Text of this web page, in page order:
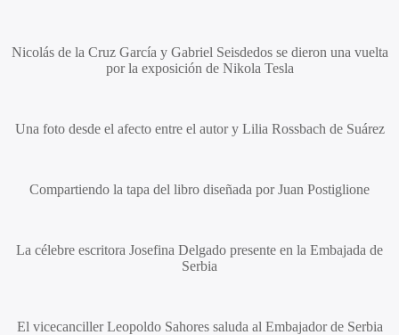
Nicolás de la Cruz García y Gabriel Seisdedosse dieron una vuelta
por la exposición de Nikola Tesla
Una foto desde el afecto entre el autor y Lilia Rossbach de Suárez
Compartiendo la tapa del libro diseñada porJuan Postiglione
La célebre escritora Josefina Delgado presente en la Embajada de
Serbia
El vicecancillerLeopoldo Sahoressaluda al Embajador de Serbia